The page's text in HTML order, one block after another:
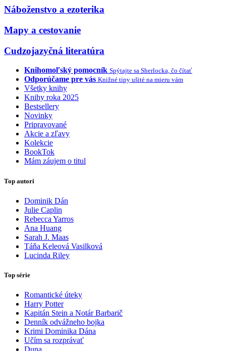
Náboženstvo a ezoterika
Mapy a cestovanie
Cudzojazyčná literatúra
Knihomoľský pomocník Spýtajte sa Sherlocka, čo čítať
Odporúčame pre vás Knižné tipy ušité na mieru vám
Všetky knihy
Knihy roka 2025
Bestsellery
Novinky
Pripravované
Akcie a zľavy
Kolekcie
BookTok
Mám záujem o titul
Top autori
Dominik Dán
Julie Caplin
Rebecca Yarros
Ana Huang
Sarah J. Maas
Táňa Keleová Vasilková
Lucinda Riley
Top série
Romantické úteky
Harry Potter
Kapitán Stein a Notár Barbarič
Denník odvážneho bojka
Krimi Dominika Dána
Učím sa rozprávať
Duna